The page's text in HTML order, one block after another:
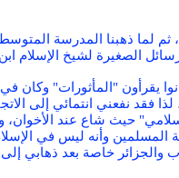
ثم لما ذهبنا المدرسة
الصغيرة لشيخ الإسلام
يقرأون "المأثورات" وكان في
فقد نفعني انتمائي إلى
حيث شاع عند
المسلمين وأنه ليس في
والجزائر خاصة بعد ذهابي